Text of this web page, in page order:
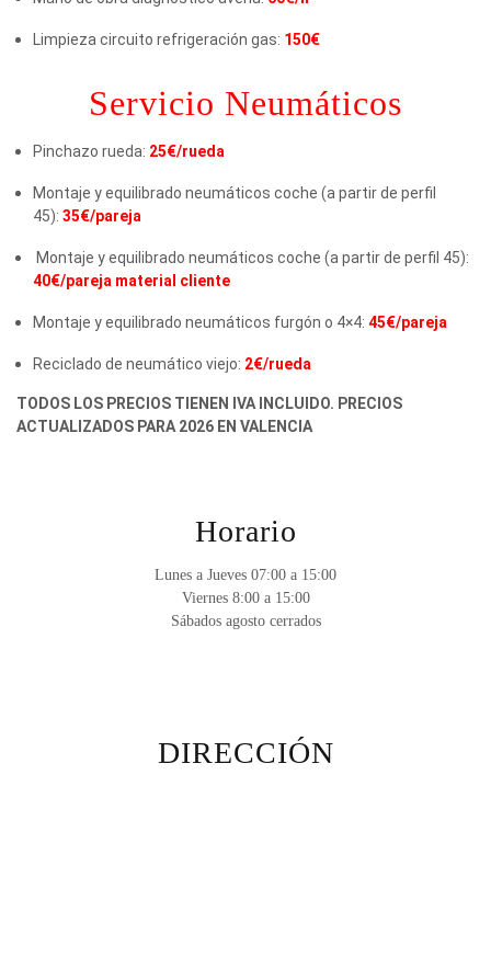
Limpieza circuito refrigeración gas: 150€
Servicio Neumáticos
Pinchazo rueda: 25€/rueda
Montaje y equilibrado neumáticos coche (a partir de perfil
45): 35€/pareja
Montaje y equilibrado neumáticos coche (a partir de perfil 45):
40€/pareja material cliente
Montaje y equilibrado neumáticos furgón o 4×4: 45€/pareja
Reciclado de neumático viejo: 2€/rueda
TODOS LOS PRECIOS TIENEN IVA INCLUIDO. PRECIOS
ACTUALIZADOS PARA 2026 EN VALENCIA
Horario
Lunes a Jueves 07:00 a 15:00
Viernes 8:00 a 15:00
Sábados agosto cerrados
DIRECCIÓN